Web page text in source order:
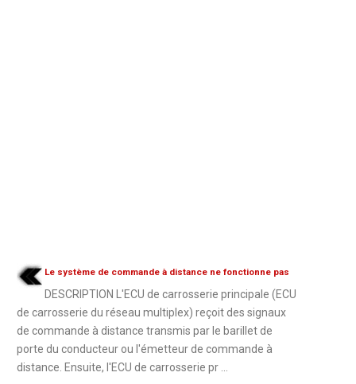
Le système de commande à distance ne fonctionne pas
DESCRIPTION L'ECU de carrosserie principale (ECU
de carrosserie du réseau multiplex) reçoit des signaux
de commande à distance transmis par le barillet de
porte du conducteur ou l'émetteur de commande à
distance. Ensuite, l'ECU de carrosserie pr ...